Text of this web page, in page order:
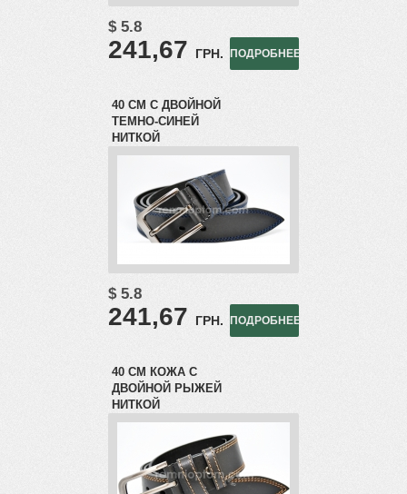
$ 5.8
241,67 ГРН. ПОДРОБНЕЕ
40 СМ С ДВОЙНОЙ
ТЕМНО-СИНЕЙ
НИТКОЙ
$ 5.8
241,67 ГРН. ПОДРОБНЕЕ
40 СМ КОЖА С
ДВОЙНОЙ РЫЖЕЙ
НИТКОЙ